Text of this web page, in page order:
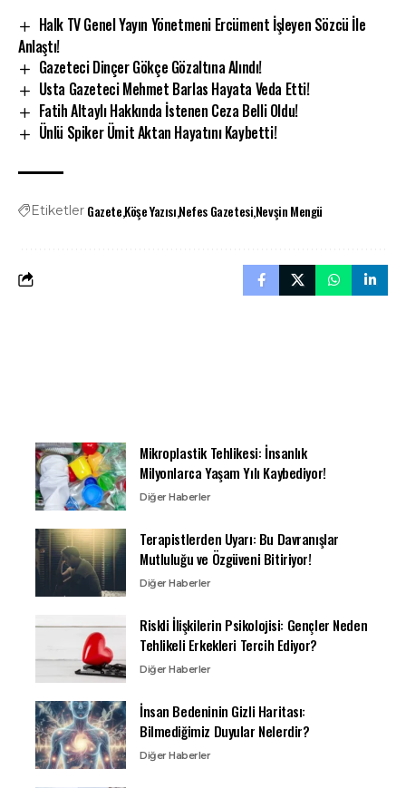
Halk TV Genel Yayın Yönetmeni Ercüment İşleyen Sözcü İle
Anlaştı!
Gazeteci Dinçer Gökçe Gözaltına Alındı!
Usta Gazeteci Mehmet Barlas Hayata Veda Etti!
Fatih Altaylı Hakkında İstenen Ceza Belli Oldu!
Ünlü Spiker Ümit Aktan Hayatını Kaybetti!
Etiketler GazeteKöşe YazısıNefes GazetesiNevşin Mengü
Mikroplastik Tehlikesi: İnsanlık
Milyonlarca Yaşam Yılı Kaybediyor!
Diğer Haberler
Terapistlerden Uyarı: Bu Davranışlar
Mutluluğu ve Özgüveni Bitiriyor!
Diğer Haberler
Riskli İlişkilerin Psikolojisi: Gençler Neden
Tehlikeli Erkekleri Tercih Ediyor?
Diğer Haberler
İnsan Bedeninin Gizli Haritası:
Bilmediğimiz Duyular Nelerdir?
Diğer Haberler